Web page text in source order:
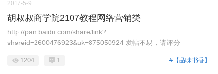
2017-5-9
胡叔叔商学院2107教程网络营销类
http://pan.baidu.com/share/link?
shareid=2600476923&uk=875050924 发帖不易，请评分
#【品味书香】
1204 1